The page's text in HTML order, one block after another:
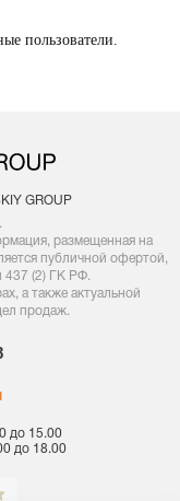
пользователи.
GROUP
размещенная на
публичной офертой,
437 (2) ГК РФ.
а также актуальной
продаж.
до 15.00
до 18.00